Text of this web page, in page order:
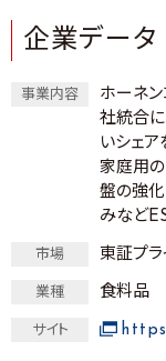
企業データ
事業内容
ホーネン
社統合に
いシェア
家庭用の
盤の強化
みなど
市場 東証プラ
業種 食料品
サイト